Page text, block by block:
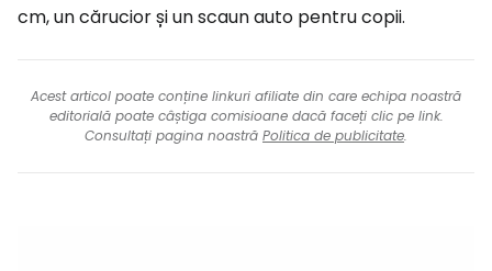
cm, un cărucior și un scaun auto pentru copii.
Acest articol poate conține linkuri afiliate din care echipa noastră
editorială poate câștiga comisioane dacă faceți clic pe link.
Consultați pagina noastră Politica de publicitate.